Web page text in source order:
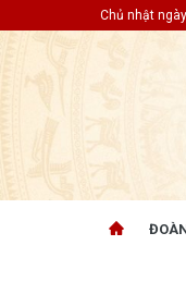
Chủ nhật